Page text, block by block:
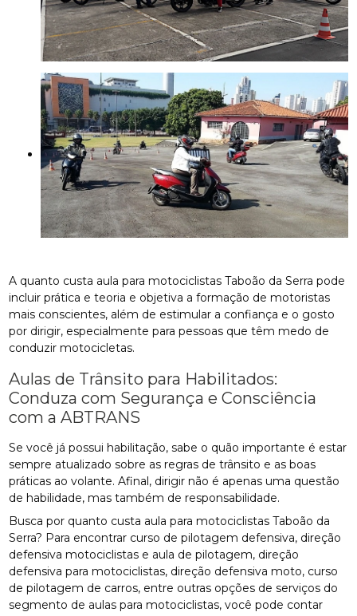
A quanto custa aula para motociclistas Taboão da Serra pode
incluir prática e teoria e objetiva a formação de motoristas
mais conscientes, além de estimular a confiança e o gosto
por dirigir, especialmente para pessoas que têm medo de
conduzir motocicletas.
Aulas de Trânsito para Habilitados:
Conduza com Segurança e Consciência
com a ABTRANS
Se você já possui habilitação, sabe o quão importante é estar
sempre atualizado sobre as regras de trânsito e as boas
práticas ao volante. Afinal, dirigir não é apenas uma questão
de habilidade, mas também de responsabilidade.
Busca por quanto custa aula para motociclistas Taboão da
Serra? Para encontrar curso de pilotagem defensiva, direção
defensiva motociclistas e aula de pilotagem, direção
defensiva para motociclistas, direção defensiva moto, curso
de pilotagem de carros, entre outras opções de serviços do
segmento de aulas para motociclistas, você pode contar